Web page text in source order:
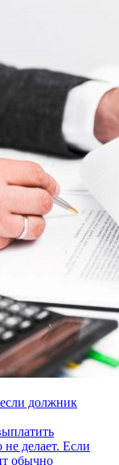
должник
не делает. Если
обычно